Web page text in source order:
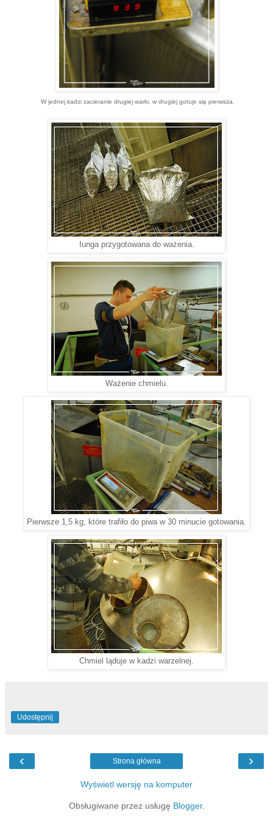
W jednej kadzi zacieranie drugiej warki, w drugiej gotuje się pierwsza.
Iunga przygotowana do ważenia.
Ważenie chmielu.
Pierwsze 1,5 kg, które trafiło do piwa w 30 minucie gotowania.
Chmiel ląduje w kadzi warzelnej.
Udostępnij
‹ ›
Strona główna
Wyświetl wersję na komputer
Obsługiwane przez usługę Blogger.